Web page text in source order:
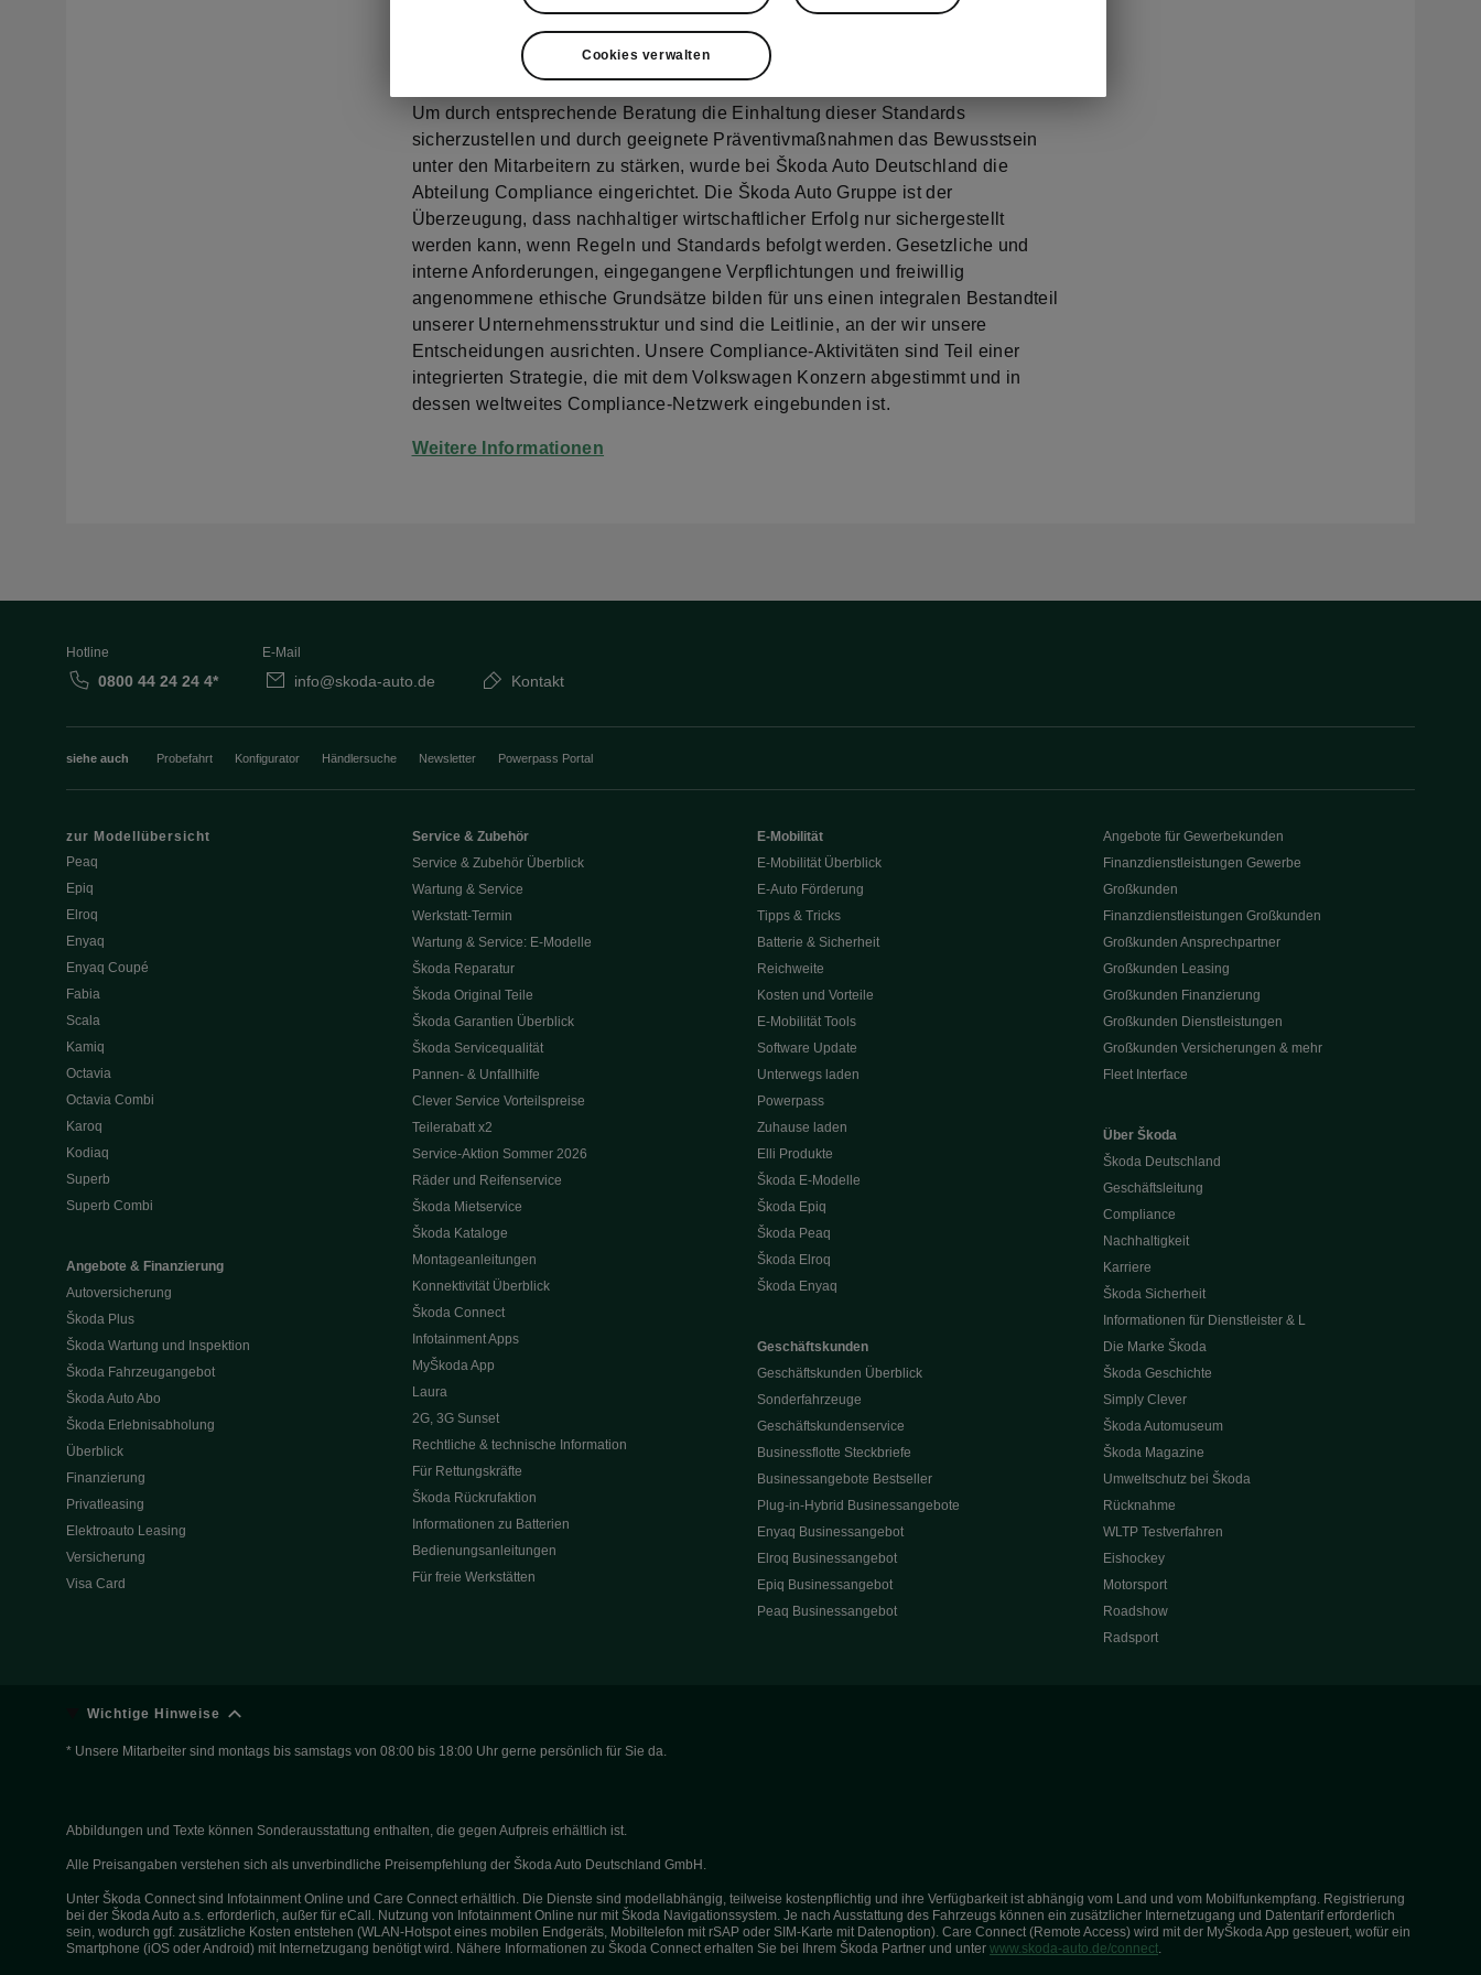
Anwendung und Einhaltung aller ethischen und rechtlichen Standards in den
Bereichen Wettbewerb, Finanzen, Steuern, Schutz von Umwelt und Mitarbeitern
und Gleichberechtigung.
Um durch entsprechende Beratung die Einhaltung dieser Standards
sicherzustellen und durch geeignete Präventivmaßnahmen das Bewusstsein
unter den Mitarbeitern zu stärken, wurde bei Škoda Auto Deutschland die
Abteilung Compliance eingerichtet. Die Škoda Auto Gruppe ist der
Überzeugung, dass nachhaltiger wirtschaftlicher Erfolg nur sichergestellt
werden kann, wenn Regeln und Standards befolgt werden. Gesetzliche und
interne Anforderungen, eingegangene Verpflichtungen und freiwillig
angenommene ethische Grundsätze bilden für uns einen integralen Bestandteil
unserer Unternehmensstruktur und sind die Leitlinie, an der wir unsere
Entscheidungen ausrichten. Unsere Compliance-Aktivitäten sind Teil einer
integrierten Strategie, die mit dem Volkswagen Konzern abgestimmt und in
dessen weltweites Compliance-Netzwerk eingebunden ist.
Weitere Informationen
Hotline
0800 44 24 24 4*
E-Mail
info@skoda-auto.de Kontakt
siehe auch Probefahrt Konfigurator Händlersuche Newsletter Powerpass Portal
zur Modellübersicht
Peaq
Epiq
Elroq
Enyaq
Enyaq Coupé
Fabia
Scala
Kamiq
Octavia
Octavia Combi
Karoq
Kodiaq
Superb
Superb Combi
Angebote & Finanzierung
Autoversicherung
Škoda Plus
Škoda Wartung und Inspektion
Škoda Fahrzeugangebot
Škoda Auto Abo
Škoda Erlebnisabholung
Überblick
Finanzierung
Privatleasing
Elektroauto Leasing
Versicherung
Visa Card
Service & Zubehör
Service & Zubehör Überblick
Wartung & Service
Werkstatt-Termin
Wartung & Service: E-Modelle
Škoda Reparatur
Škoda Original Teile
Škoda Garantien Überblick
Škoda Servicequalität
Pannen- & Unfallhilfe
Clever Service Vorteilspreise
Teilerabatt x2
Service-Aktion Sommer 2026
Räder und Reifenservice
Škoda Mietservice
Škoda Kataloge
Montageanleitungen
Konnektivität Überblick
Škoda Connect
Infotainment Apps
MyŠkoda App
Laura
2G, 3G Sunset
Rechtliche & technische Information
Für Rettungskräfte
Škoda Rückrufaktion
Informationen zu Batterien
Bedienungsanleitungen
Für freie Werkstätten
E-Mobilität
E-Mobilität Überblick
E‑Auto Förderung
Tipps & Tricks
Batterie & Sicherheit
Reichweite
Kosten und Vorteile
E-Mobilität Tools
Software Update
Unterwegs laden
Powerpass
Zuhause laden
Elli Produkte
Škoda E-Modelle
Škoda Epiq
Škoda Peaq
Škoda Elroq
Škoda Enyaq
Geschäftskunden
Geschäftskunden Überblick
Sonderfahrzeuge
Geschäftskundenservice
Businessflotte Steckbriefe
Businessangebote Bestseller
Plug-in-Hybrid Businessangebote
Enyaq Businessangebot
Elroq Businessangebot
Epiq Businessangebot
Peaq Businessangebot
Angebote für Gewerbekunden
Finanzdienstleistungen Gewerbe
Großkunden
Finanzdienstleistungen Großkunden
Großkunden Ansprechpartner
Großkunden Leasing
Großkunden Finanzierung
Großkunden Dienstleistungen
Großkunden Versicherungen & mehr
Fleet Interface
Über Škoda
Škoda Deutschland
Geschäftsleitung
Compliance
Nachhaltigkeit
Karriere
Škoda Sicherheit
Informationen für Dienstleister & L
Die Marke Škoda
Škoda Geschichte
Simply Clever
Škoda Automuseum
Škoda Magazine
Umweltschutz bei Škoda
Rücknahme
WLTP Testverfahren
Eishockey
Motorsport
Roadshow
Radsport
Wichtige Hinweise
* Unsere Mitarbeiter sind montags bis samstags von 08:00 bis 18:00 Uhr gerne persönlich für Sie da.
Abbildungen und Texte können Sonderausstattung enthalten, die gegen Aufpreis erhältlich ist.
Alle Preisangaben verstehen sich als unverbindliche Preisempfehlung der Škoda Auto Deutschland GmbH.
Unter Škoda Connect sind Infotainment Online und Care Connect erhältlich. Die Dienste sind modellabhängig, teilweise kostenpflichtig und ihre Verfügbarkeit ist abhängig vom Land und vom Mobilfunkempfang. Registrierung
bei der Škoda Auto a.s. erforderlich, außer für eCall. Nutzung von Infotainment Online nur mit Škoda Navigationssystem. Je nach Ausstattung des Fahrzeugs können ein zusätzlicher Internetzugang und Datentarif erforderlich
sein, wodurch ggf. zusätzliche Kosten entstehen (WLAN-Hotspot eines mobilen Endgeräts, Mobiltelefon mit rSAP oder SIM-Karte mit Datenoption). Care Connect (Remote Access) wird mit der MyŠkoda App gesteuert, wofür ein
Smartphone (iOS oder Android) mit Internetzugang benötigt wird. Nähere Informationen zu Škoda Connect erhalten Sie bei Ihrem Škoda Partner und unter www.skoda-auto.de/connect
Cookies verwalten